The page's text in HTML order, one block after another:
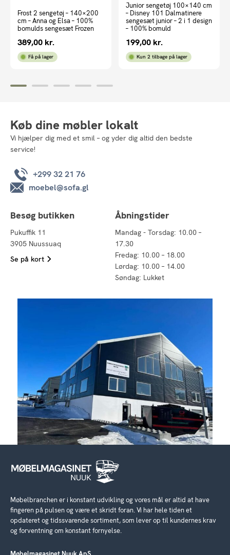
Frost 2 sengetøj – 140×200
cm – Anna og Elsa – 100%
bomulds sengesæt Frozen
389,00 kr.
Få på lager
Junior sengetøj 100×140 cm
– Disney 101 Dalmatinere
sengesæt junior – 2 i 1 design
– 100% bomuld
199,00 kr.
Kun 2 tilbage på lager
Køb dine møbler lokalt
Vi hjælper dig med et smil – og yder dig altid den bedste
service!
+299 32 21 76
moebel@sofa.gl
Besøg butikken
Pukuffik 11
3905 Nuussuaq
Se på kort
Åbningstider
Mandag - Torsdag: 10.00 –
17.30
Fredag: 10.00 – 18.00
Lørdag: 10.00 – 14.00
Søndag: Lukket
Møbelbranchen er i konstant udvikling og vores mål er altid at have
fingeren på pulsen og være et skridt foran. Vi har hele tiden et
opdateret og tidssvarende sortiment, som lever op til kundernes krav
og forventning om konstant fornyelse.